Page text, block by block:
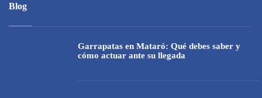
Blog
Garrapatas en Mataró: Qué debes saber y
cómo actuar ante su llegada